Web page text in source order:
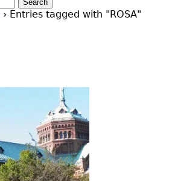
› Entries tagged with "ROSA"